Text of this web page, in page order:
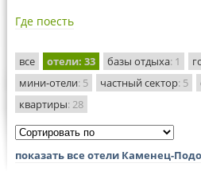
Где поесть
все отели: 33 базы отдыха: 1
мини-отели: 5 частный сектор: 5
квартиры: 28
показать все отели Каменец-